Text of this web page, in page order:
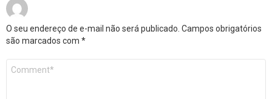
O seu endereço de e-mail não será publicado. Campos obrigatórios
são marcados com *
Comentário